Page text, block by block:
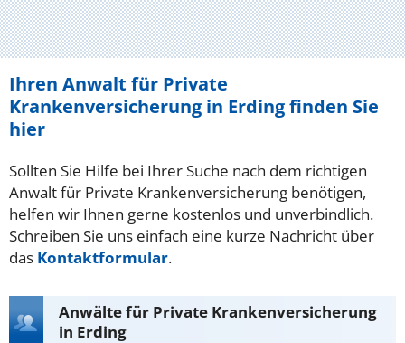
Ihren Anwalt für Private
Krankenversicherung in Erding finden Sie
hier
Sollten Sie Hilfe bei Ihrer Suche nach dem richtigen
Anwalt für Private Krankenversicherung benötigen,
helfen wir Ihnen gerne kostenlos und unverbindlich.
Schreiben Sie uns einfach eine kurze Nachricht über
das Kontaktformular.
Anwälte für Private Krankenversicherung
in Erding